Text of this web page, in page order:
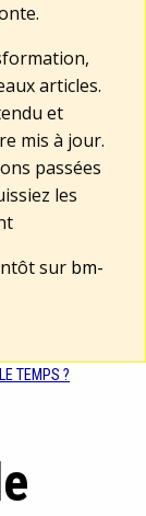
articles.
et
mis à jour.
passées
les
sur bm-
TEMPS ?